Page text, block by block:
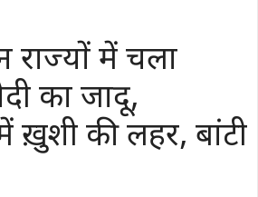
राज्यों में चला
का जादू,
ख़ुशी की लहर, बांटी